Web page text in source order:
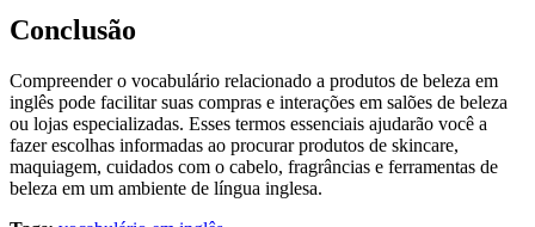
Conclusão
Compreender o vocabulário relacionado a produtos de beleza em
inglês pode facilitar suas compras e interações em salões de beleza
ou lojas especializadas. Esses termos essenciais ajudarão você a
fazer escolhas informadas ao procurar produtos de skincare,
maquiagem, cuidados com o cabelo, fragrâncias e ferramentas de
beleza em um ambiente de língua inglesa.